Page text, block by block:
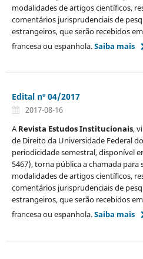
modalidades de artigos científicos,
comentários jurisprudenciais de
estrangeiros, que serão recebidos
francesa ou espanhola.Saiba mais
Edital nº 04/2017
2017-08-16
ARevista Estudos Institucionais,
de Direito da Universidade Federal
periodicidade semestral, disponível
5467), torna pública a chamada
modalidades de artigos científicos,
comentários jurisprudenciais de
estrangeiros, que serão recebidos
francesa ou espanhola.Saiba mais